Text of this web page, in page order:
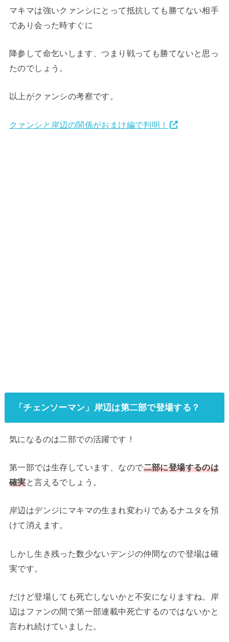
マキマは強いクァンシにとって抵抗しても勝てない相手
であり会った時すぐに
降参して命乞いします、つまり戦っても勝てないと思っ
たのでしょう。
以上がクァンシの考察です。
クァンシと岸辺の関係がおまけ編で判明！
「チェンソーマン」岸辺は第二部で登場する？
気になるのは二部での活躍です！
第一部では生存しています、なので二部に登場するのは
確実と言えるでしょう。
岸辺はデンジにマキマの生まれ変わりであるナユタを預
けて消えます。
しかし生き残った数少ないデンジの仲間なので登場は確
実です。
だけど登場しても死亡しないかと不安になりますね。岸
辺はファンの間で第一部連載中死亡するのではないかと
言われ続けていました。